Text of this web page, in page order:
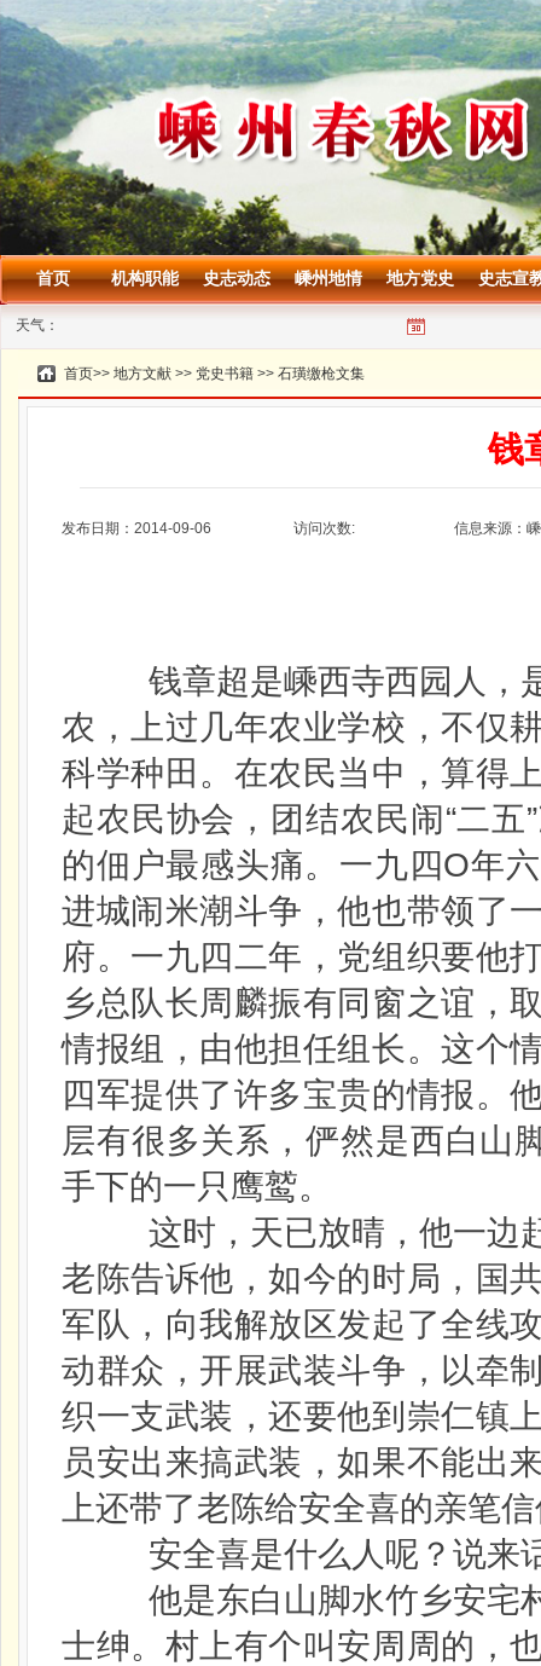
首页 机构职能 史志动态 嵊州地情 地方党史 史志宣
天气：
首页>> 地方文献 >> 党史书籍 >> 石璜缴枪文集
钱
发布日期：2014-09-06 访问次数: 信息来源：
钱章超是嵊西寺西园人，是
农，上过几年农业学校，不仅
科学种田。在农民当中，算得
起农民协会，团结农民闹“二
的佃户最感头痛。一九四O年
进城闹米潮斗争，他也带领了
府。一九四二年，党组织要他
乡总队长周麟振有同窗之谊，
情报组，由他担任组长。这个
四军提供了许多宝贵的情报。
层有很多关系，俨然是西白山
手下的一只鹰鹫。
这时，天已放晴，他一边赶
老陈告诉他，如今的时局，国
军队，向我解放区发起了全线
动群众，开展武装斗争，以牵
织一支武装，还要他到崇仁镇
员安出来搞武装，如果不能出
上还带了老陈给安全喜的亲笔
安全喜是什么人呢？说来
他是东白山脚水竹乡安宅村
士绅。村上有个叫安周周的，